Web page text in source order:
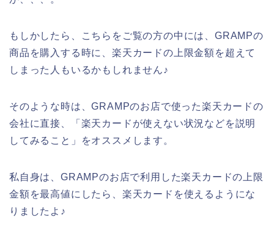
もしかしたら、こちらをご覧の方の中には、GRAMPの
商品を購入する時に、楽天カードの上限金額を超えて
しまった人もいるかもしれません♪
そのような時は、GRAMPのお店で使った楽天カードの
会社に直接、「楽天カードが使えない状況などを説明
してみること」をオススメします。
私自身は、GRAMPのお店で利用した楽天カードの上限
金額を最高値にしたら、楽天カードを使えるようにな
りましたよ♪